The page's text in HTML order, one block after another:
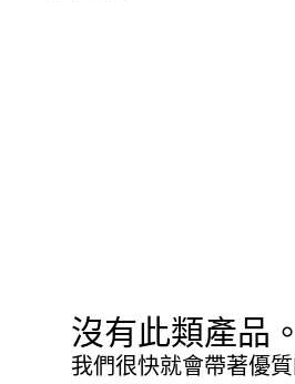
沒有此類產品。
我們很快就會帶著優